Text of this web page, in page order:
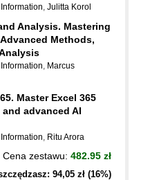
, Julitta Korol
Analysis. Mastering
Methods,
, Marcus
Master Excel 365
advanced AI
, Ritu Arora
Cena zestawu: 482.95 zł
94,05 zł (16%)